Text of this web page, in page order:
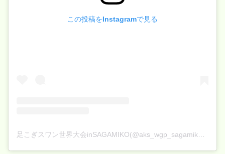
この投稿をInstagramで見る
足こぎスワン世界大会inSAGAMIKO(@aks_wgp_sagamiko)がシェアした投稿